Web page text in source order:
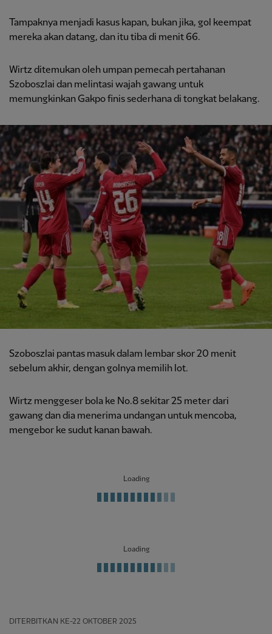
Tampaknya menjadi kasus kapan, bukan jika, gol keempat
mereka akan datang, dan itu tiba di menit 66.
Wirtz ditemukan oleh umpan pemecah pertahanan
Szoboszlai dan melintasi wajah gawang untuk
memungkinkan Gakpo finis sederhana di tongkat belakang.
Szoboszlai pantas masuk dalam lembar skor 20 menit
sebelum akhir, dengan golnya memilih lot.
Wirtz menggeser bola ke No.8 sekitar 25 meter dari
gawang dan dia menerima undangan untuk mencoba,
mengebor ke sudut kanan bawah.
Loading
Loading
DITERBITKAN KE-22 OKTOBER 2025